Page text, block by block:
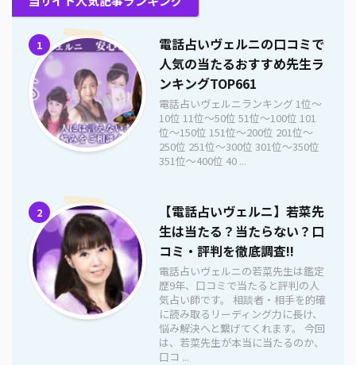
1
電話占いヴェルニの口コミで
人気の当たるおすすめ先生ラ
ンキングTOP661
電話占いヴェルニランキング 1位〜
10位 11位〜50位 51位〜100位 101
位〜150位 151位〜200位 201位〜
250位 251位〜300位 301位〜350位
351位〜400位 40 ...
2
【電話占いヴェルニ】若菜先
生は当たる？当たらない？口
コミ・評判を徹底調査!!
電話占いヴェルニの若菜先生は鑑定
歴9年、口コミで当たると評判の人
気占い師です。 相談者・相手を的確
に読み取るリーディング力に長け、
悩み解決へと繋げてくれます。 今回
は、若菜先生が本当に当たるのか、
口コ ...